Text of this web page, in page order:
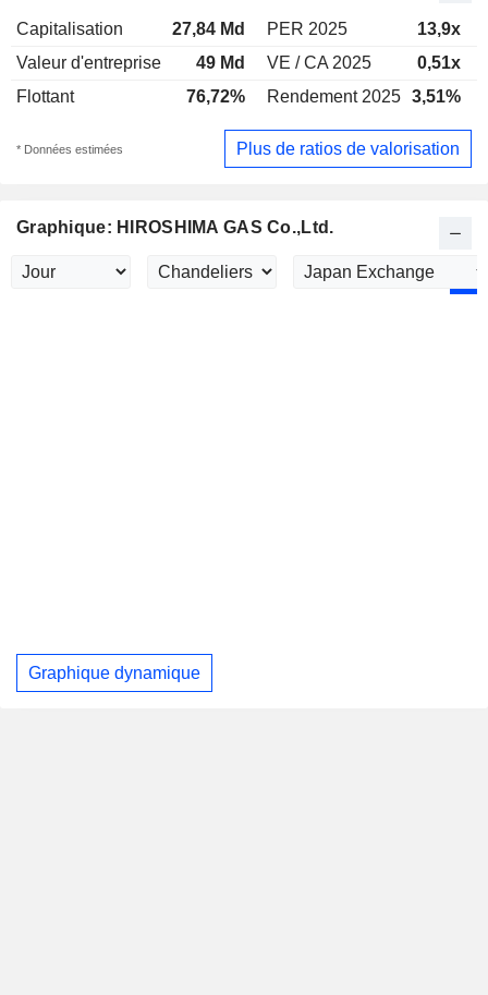
Capitalisation 27,84 Md PER 2025 13,9x
Valeur d'entreprise
49 Md VE / CA 2025 0,51x
Flottant
76,72% Rendement 2025 3,51%
* Données estimées Plus de ratios de valorisation
Graphique: HIROSHIMA GAS Co.,Ltd.
Graphique dynamique